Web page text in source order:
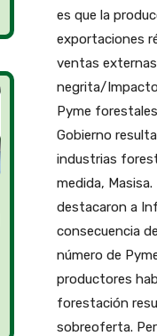
es que la
exportaciones
ventas
negrita/
Pyme
Gobierno
industrias
medida,
destacaron a
consecuencia
número de
productores
forestación
sobreoferta.